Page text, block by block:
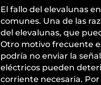
El fallo del elevalunas
comunes. Una de las
del elevalunas, que
Otro motivo frecuente
podría no enviar la
eléctricos pueden
corriente necesaria.